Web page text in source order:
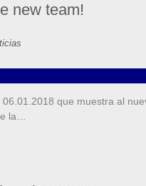
new team!
que muestra al
la…